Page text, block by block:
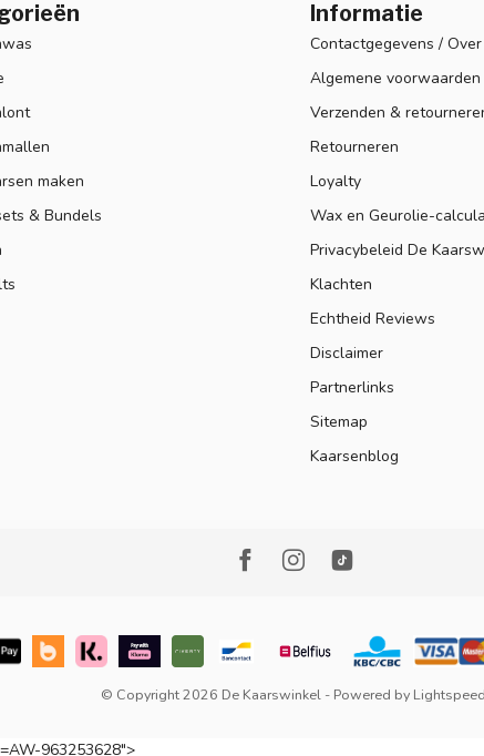
maken
& Bundels
Informatie
Contactgegevens /
Algemene voorwaarden
Verzenden &
Retourneren
Loyalty
Wax en Geurolie-
Privacybeleid De
Klachten
Echtheid Reviews
Disclaimer
Partnerlinks
Sitemap
Kaarsenblog
© Copyright 2026 De Kaarswinkel - Powered by Lightspeed
963253628">